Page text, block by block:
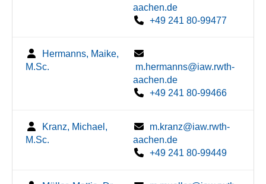
aachen.de
+49 241 80-99477
Hermanns, Maike,
M.Sc.
m.hermanns@iaw.rwth-
aachen.de
+49 241 80-99466
Kranz, Michael,
M.Sc.
m.kranz@iaw.rwth-
aachen.de
+49 241 80-99449